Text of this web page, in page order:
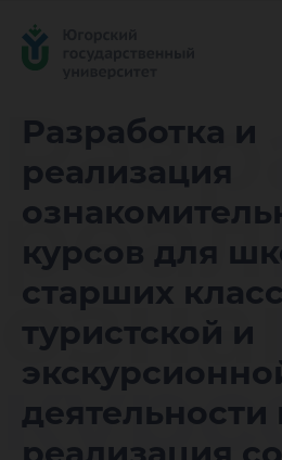
Разработка и
реализация
курсов для
старших
туристской и
деятельности